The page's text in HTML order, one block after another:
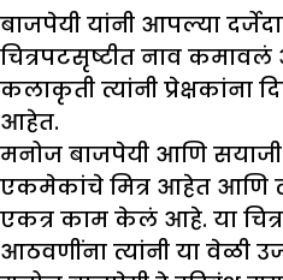
बाजपेयी यांनी आपल्या
चित्रपटसृष्टीत नाव
कलाकृती त्यांनी प्रेक्षकांना
आहेत.
मनोज बाजपेयी आणि सयाजी
एकमेकांचे मित्र आहेत आणि
एकत्र काम केलं आहे. या
आठवणींना त्यांनी या वेळी